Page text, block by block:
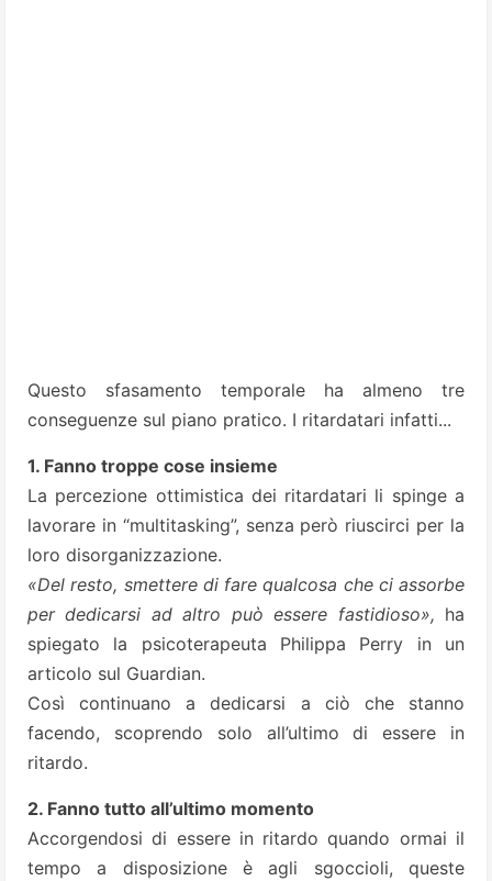
Questo sfasamento temporale ha almeno tre
conseguenze sul piano pratico. I ritardatari infatti...
1. Fanno troppe cose insieme
La percezione ottimistica dei ritardatari li spinge a
lavorare in “multitasking”, senza però riuscirci per la
loro disorganizzazione.
«Del resto, smettere di fare qualcosa che ci assorbe
per dedicarsi ad altro può essere fastidioso», ha
spiegato la psicoterapeuta Philippa Perry in un
articolo sul Guardian.
Così continuano a dedicarsi a ciò che stanno
facendo, scoprendo solo all’ultimo di essere in
ritardo.
2. Fanno tutto all’ultimo momento
Accorgendosi di essere in ritardo quando ormai il
tempo a disposizione è agli sgoccioli, queste